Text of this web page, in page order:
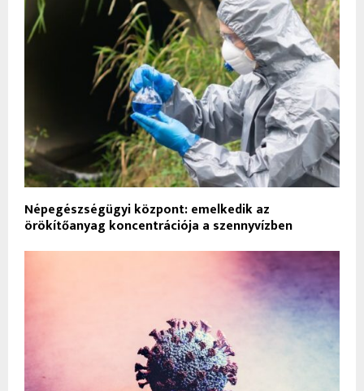
Népegészségügyi központ: emelkedik az
örökítőanyag koncentrációja a szennyvízben